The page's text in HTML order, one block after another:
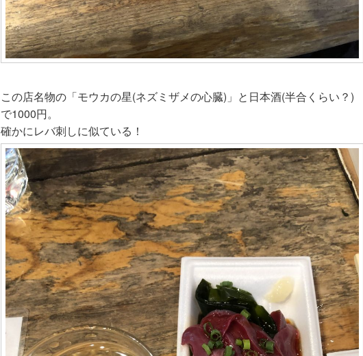
この店名物の「モウカの星(ネズミザメの心臓)」と日本酒(半合くらい？)
で1000円。
確かにレバ刺しに似ている！